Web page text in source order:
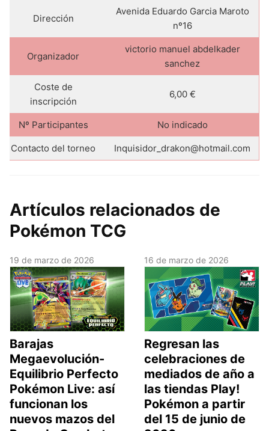
Dirección
Avenida Eduardo Garcia Maroto
nº16
Organizador
victorio manuel abdelkader
sanchez
Coste de
inscripción
6,00 €
Nº Participantes No indicado
Contacto del torneo Inquisidor_drakon@hotmail.com
Artículos relacionados de
Pokémon TCG
19 de marzo de 2026
Barajas
Megaevolución-
Equilibrio Perfecto
Pokémon Live: así
funcionan los
nuevos mazos del
16 de marzo de 2026
Regresan las
celebraciones de
mediados de año a
las tiendas Play!
Pokémon a partir
del 15 de junio de